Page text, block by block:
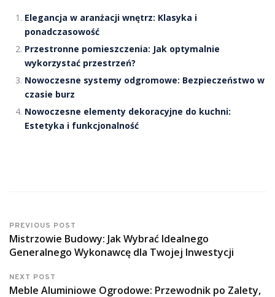
Elegancja w aranżacji wnętrz: Klasyka i
ponadczasowość
Przestronne pomieszczenia: Jak optymalnie
wykorzystać przestrzeń?
Nowoczesne systemy odgromowe: Bezpieczeństwo w
czasie burz
Nowoczesne elementy dekoracyjne do kuchni:
Estetyka i funkcjonalność
PREVIOUS POST
Mistrzowie Budowy: Jak Wybrać Idealnego
Generalnego Wykonawcę dla Twojej Inwestycji
NEXT POST
Meble Aluminiowe Ogrodowe: Przewodnik po Zalety,